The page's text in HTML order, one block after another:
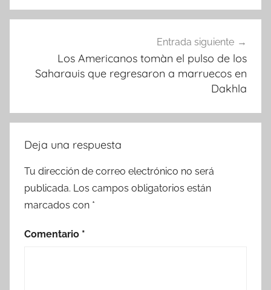
Entrada siguiente
Los Americanos tomàn el pulso de los
Saharauis que regresaron a marruecos en
Dakhla
Deja una respuesta
Tu dirección de correo electrónico no será
publicada. Los campos obligatorios están
marcados con *
Comentario *